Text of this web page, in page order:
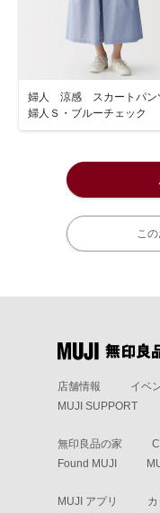
婦人 涼感 スカートパン
婦人Ｓ・ブルーチェック
こ
店舗情報 イベ
MUJI SUPPORT
無印良品の家
Found MUJI
MUJI アプリ